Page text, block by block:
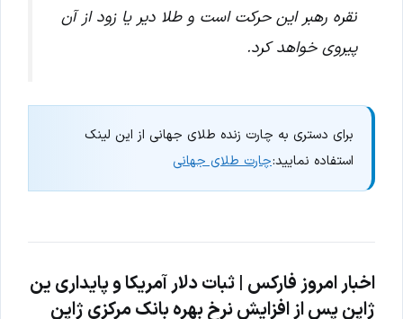
نقره رهبر این حرکت است و طلا دیر یا زود از آن
پیروی خواهد کرد.
برای دستری به چارت زنده طلای جهانی از این لینک
استفاده نمایید:چارت طلای جهانی
اخبار امروز فارکس | ثبات دلار آمریکا و پایداری ین
ژاپن پس از افزایش نرخ بهره بانک مرکزی ژاپن